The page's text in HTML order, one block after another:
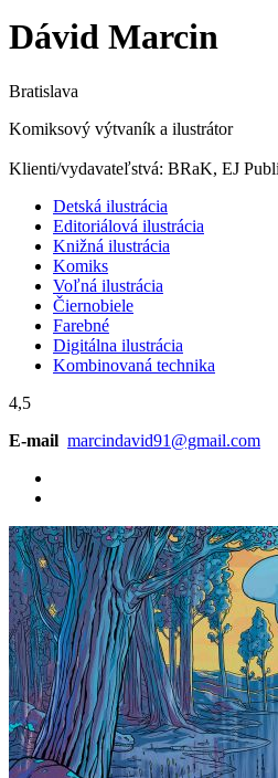
Dávid Marcin
Bratislava
Komiksový výtvaník a ilustrátor
Klienti/vydavateľstvá: BRaK, EJ
Detská ilustrácia
Editoriálová ilustrácia
Knižná ilustrácia
Komiks
Voľná ilustrácia
Čiernobiele
Farebné
Digitálna ilustrácia
Kombinovaná technika
4,5
E-mail marcindavid91@gmail.com